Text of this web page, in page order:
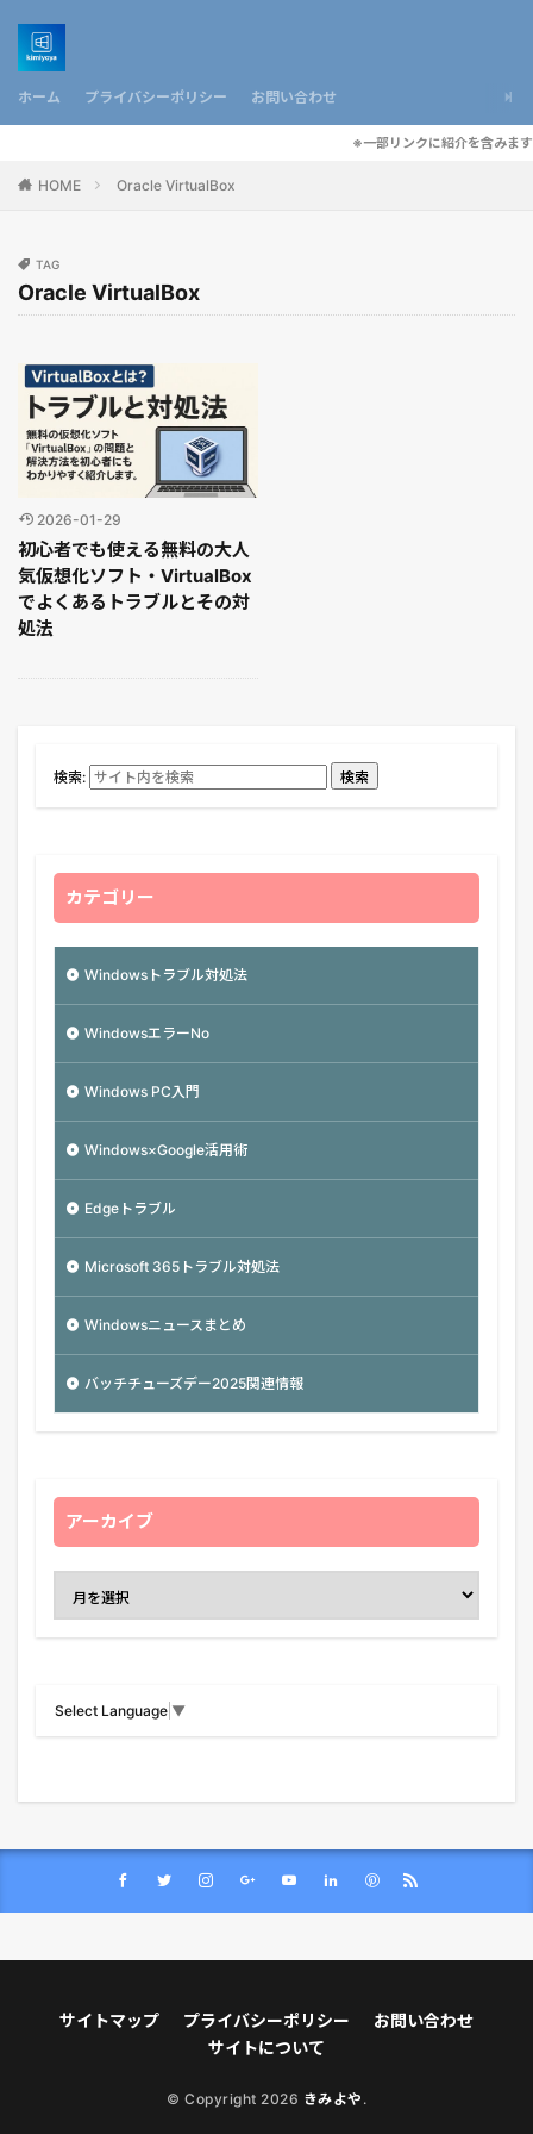
ホーム プライバシーポリシー お問い合わせ
※一部リンクに紹介を含みます
HOME Oracle VirtualBox
TAG
Oracle VirtualBox
2026-01-29
初心者でも使える無料の大人
気仮想化ソフト・VirtualBox
でよくあるトラブルとその対
処法
検索: 検索
カテゴリー
Windowsトラブル対処法
WindowsエラーNo
Windows PC入門
Windows×Google活用術
Edgeトラブル
Microsoft 365トラブル対処法
Windowsニュースまとめ
バッチチューズデー2025関連情報
アーカイブ
Select Language ▼
サイトマップ プライバシーポリシー
お問い合わせ
サイトについて
© Copyright 2026 きみよや .